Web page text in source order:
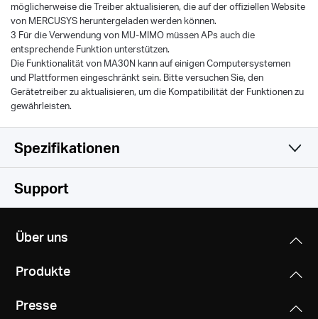
möglicherweise die Treiber aktualisieren, die auf der offiziellen Website
von MERCUSYS heruntergeladen werden können.
3 Für die Verwendung von MU-MIMO müssen APs auch die
entsprechende Funktion unterstützen.
Die Funktionalität von MA30N kann auf einigen Computersystemen
und Plattformen eingeschränkt sein. Bitte versuchen Sie, den
Gerätetreiber zu aktualisieren, um die Kompatibilität der Funktionen zu
gewährleisten.
Spezifikationen
Drahtlos
IEEE 802.11ac/a/b/g/n
Frequency
5 GHz
26.9 × 16.1 × 7.6 mm
AC1300 Nano Wireless Dual Band USB Adapter
Support
Über uns
Produkte
Presse